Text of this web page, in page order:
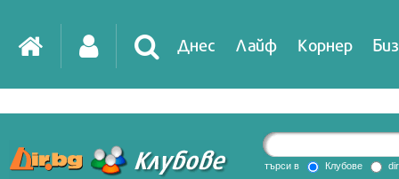
Днес Лайф Корнер
DirTV Impressio
търси в Клубове